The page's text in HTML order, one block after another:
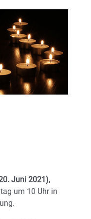
Juni 2021),
um 10 Uhr in